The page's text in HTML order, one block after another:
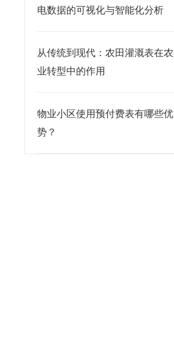
电数据的可视化与智能化分析
从传统到现代：农田灌溉表在农
业转型中的作用
物业小区使用预付费表有哪些优
势？